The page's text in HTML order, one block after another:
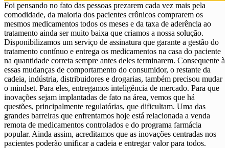
Foi pensando no fato das pessoas prezarem cada vez mais pela
comodidade, da maioria dos pacientes crônicos comprarem os
mesmos medicamentos todos os meses e da taxa de aderência ao
tratamento ainda ser muito baixa que criamos a nossa solução.
Disponibilizamos um serviço de assinatura que garante a gestão do
tratamento contínuo e entrega os medicamentos na casa do paciente
na quantidade correta sempre antes deles terminarem. Consequente à
essas mudanças de comportamento do consumidor, o restante da
cadeia, indústria, distribuidores e drogarias, também precisou mudar
o mindset. Para eles, entregamos inteligência de mercado. Para que
inovações sejam implantadas de fato na área, vemos que há
questões, principalmente regulatórias, que dificultam. Uma das
grandes barreiras que enfrentamos hoje está relacionada a venda
remota de medicamentos controlados e do programa farmácia
popular. Ainda assim, acreditamos que as inovações centradas nos
pacientes poderão unificar a cadeia e entregar valor para todos.